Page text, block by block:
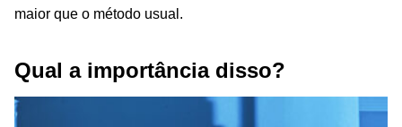
maior que o método usual.
Qual a importância disso?